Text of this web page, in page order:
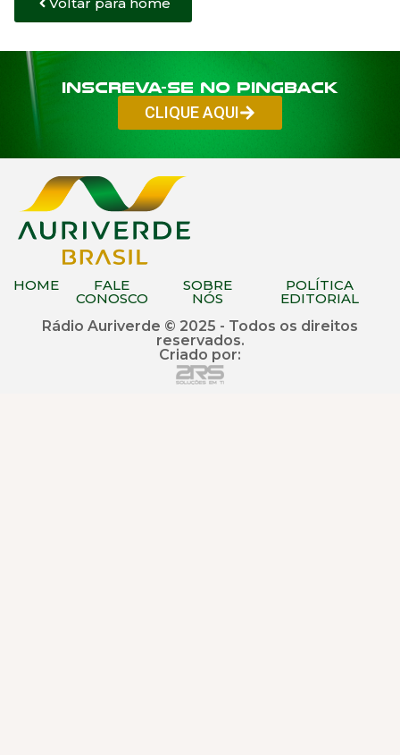
Inscreva-se no PINGBACK
CLIQUE AQUI
HOME FALE
CONOSCO
SOBRE
NÓS
POLÍTICA
EDITORIAL
Rádio Auriverde © 2025 - Todos os direitos
reservados.
Criado por: